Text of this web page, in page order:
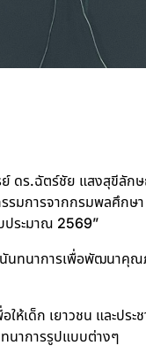
ดร.ฉัตร์ชัย แสงสุขีลัก
มการจากกรมพลศึกษา
ประมาณ 2569”
นทนาการเพื่อพัฒนาคุ
อให้เด็ก เยาวชน และป
ทนาการรูปแบบต่างๆ